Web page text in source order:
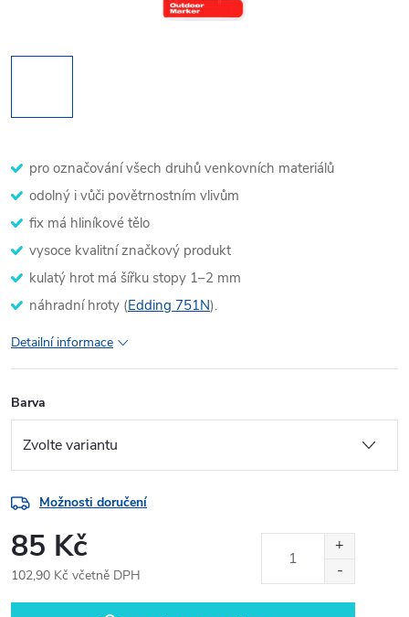
pro označování všech druhů venkovních materiálů
odolný i vůči povětrnostním vlivům
fix má hliníkové tělo
vysoce kvalitní značkový produkt
kulatý hrot má šířku stopy 1–2 mm
náhradní hroty (Edding 751N).
Detailní informace
Barva
Možnosti doručení
85 Kč
102,90 Kč včetně DPH